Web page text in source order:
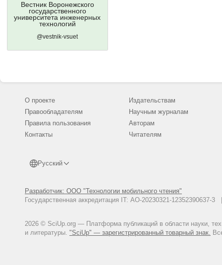
Вестник Воронежского
государственного
университета инженерных
технологий
@vestnik-vsuet
О проекте
Правообладателям
Правила пользования
Контакты
Русский
Разработчик: ООО "Технологии мобильного чтения"
Государственная аккредитация IT: АО-20230321-
2026 © SciUp.org — Платформа публикаций в области науки,
и литературы. "SciUp" — зарегистрированный товарный знак.
Издательствам
Научным журналам
Авторам
Читателям